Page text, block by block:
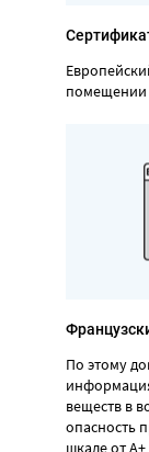
помещении
По этому
веществ в
опасность
шкале от